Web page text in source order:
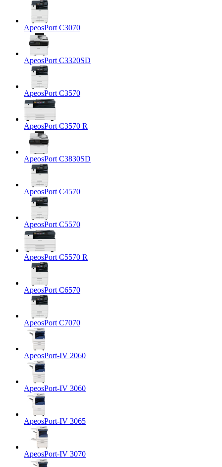
ApeosPort C3070
ApeosPort C3320SD
ApeosPort C3570
ApeosPort C3570 R
ApeosPort C3830SD
ApeosPort C4570
ApeosPort C5570
ApeosPort C5570 R
ApeosPort C6570
ApeosPort C7070
ApeosPort-IV 2060
ApeosPort-IV 3060
ApeosPort-IV 3065
ApeosPort-IV 3070